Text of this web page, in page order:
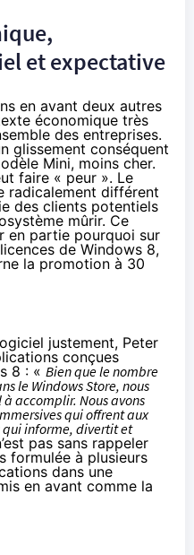
et expectative
en avant deux autres
économique très
des entreprises.
glissement conséquent
Mini, moins cher.
faire « peur ». Le
radicalement différent
des clients potentiels
mûrir. Ce
en partie pourquoi sur
de Windows 8,
la promotion à 30
justement, Peter
conçues
8 : « Bien que le nombre
le Windows Store, nous
accomplir. Nous avons
qui offrent aux
qui informe, divertit et
pas sans rappeler
formulée à plusieurs
dans une
en avant comme la